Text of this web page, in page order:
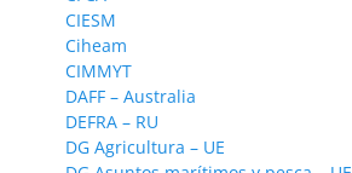
CIESM
Ciheam
CIMMYT
DAFF – Australia
DEFRA – RU
DG Agricultura – UE